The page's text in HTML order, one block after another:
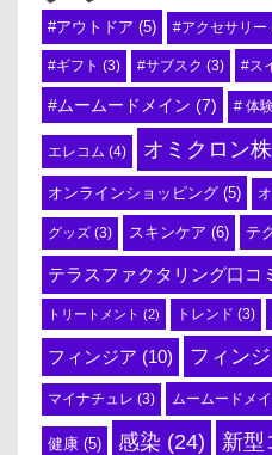
#アウトドア (5) #アクセサリー
#ギフト (3) #サブスク (3) #ス
#ムームードメイン (7) # 体
エレコム (4) オミクロン株
オンラインショッピング (5)
グッズ (3) スキンケア (6) テ
テラスファクタリング口コ
トリートメント (2) トレンド (3)
フィンジア (10) フィン
マイナチュレ (3) ムームードメ
健康 (5) 感染 (24) 新型